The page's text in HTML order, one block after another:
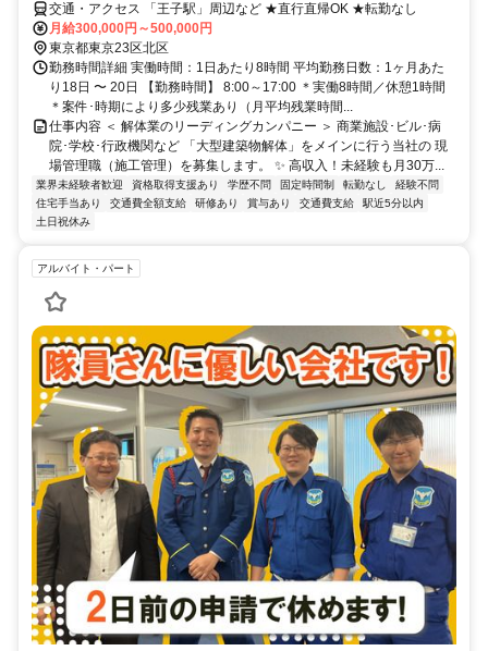
交通・アクセス 「王子駅」周辺など ★直行直帰OK ★転勤なし
月給300,000円～500,000円
東京都東京23区北区
勤務時間詳細 実働時間：1日あたり8時間 平均勤務日数：1ヶ月あた
り18日 〜 20日 【勤務時間】 8:00～17:00 ＊実働8時間／休憩1時間
＊案件･時期により多少残業あり（月平均残業時間...
仕事内容 ＜ 解体業のリーディングカンパニー ＞ 商業施設･ビル･病
院･学校･行政機関など 「大型建築物解体」をメインに行う当社の 現
場管理職（施工管理）を募集します。 ✨ 高収入！未経験も月30万...
業界未経験者歓迎 資格取得支援あり 学歴不問 固定時間制 転勤なし
経験不問
住宅手当あり
交通費全額支給 研修あり 賞与あり 交通費支給
駅近5分以内
土日祝休み
アルバイト・パート